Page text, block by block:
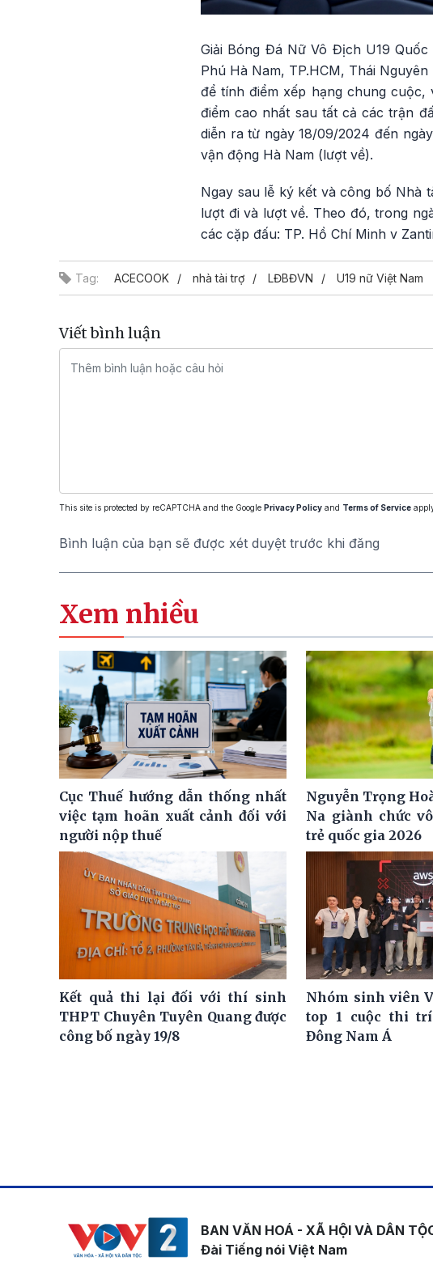
Giải Bóng Đá Nữ Vô Địch U19
Phú Hà Nam, TP.HCM, Thái
để tính điểm xếp hạng chung
điểm cao nhất sau tất cả các trận
diễn ra từ ngày 18/09/2024 đến
vận động Hà Nam (lượt về).
Ngay sau lễ ký kết và công bố Nhà
lượt đi và lượt về. Theo đó, trong
các cặp đấu: TP. Hồ Chí Minh v
Tag: ACECOOK nhà tài trợ LĐBĐVN U19 nữ Việt Nam
Viết bình luận
This site is protected by reCAPTCHA and the Google Privacy Policy and Terms of Service
Bình luận của bạn sẽ được xét duyệt trước khi đăng
Xem nhiều
Cục Thuế hướng dẫn thống nhất
việc tạm hoãn xuất cảnh đối với
người nộp thuế
Nguyễn Trọng
Na giành chức
trẻ quốc gia 2026
Kết quả thi lại đối với thí sinh
THPT Chuyên Tuyên Quang được
công bố ngày 19/8
Nhóm sinh viên
top 1 cuộc thi
Đông Nam Á
BAN VĂN HOÁ - XÃ HỘI VÀ DÂN
Đài Tiếng nói Việt Nam